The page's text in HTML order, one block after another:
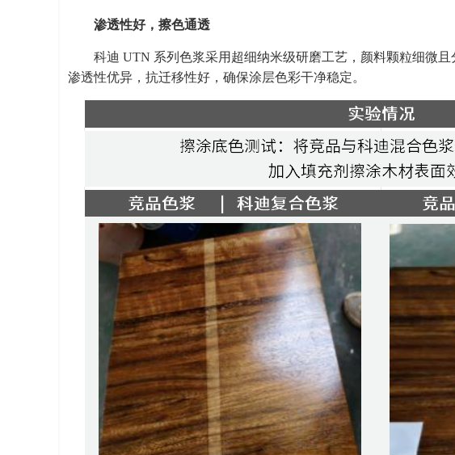
渗透性好，擦色通透
科迪 UTN 系列色浆采用超细纳米级研磨工艺，颜料颗粒细微
渗透性优异，抗迁移性好，确保涂层色彩干净稳定。